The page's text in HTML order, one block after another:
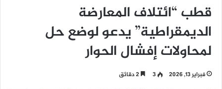
قطب “ائتلاف المعارضة
الديمقراطية” يدعو لوضع حل
لمحاولات إفشال الحوار
فبراير 13, 2026 3